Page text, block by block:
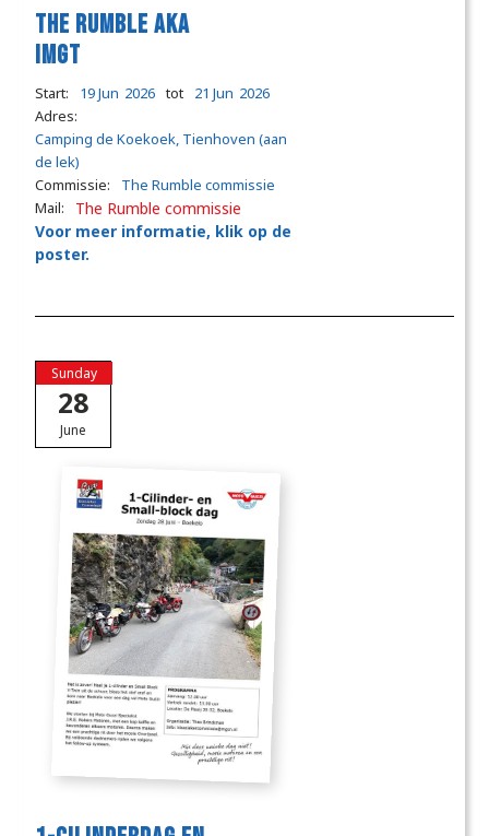
the Rumble aka
IMGT
Start: 19 Jun 2026 tot 21 Jun 2026
Adres:
Camping de Koekoek, Tienhoven (aan
de lek)
Commissie:
The Rumble commissie
Mail:
The Rumble commissie
Voor meer informatie, klik op de
poster.
Sunday
28
June